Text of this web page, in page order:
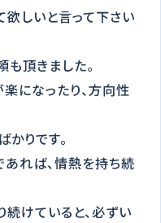
欲しいと言って下さい
頂きました。
になったり、方向性
りです。
あれば、情熱を持ち続
けていると、必ずい